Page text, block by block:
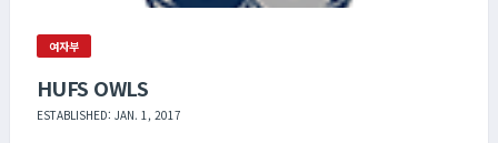
여자부
HUFS OWLS
ESTABLISHED: JAN. 1, 2017